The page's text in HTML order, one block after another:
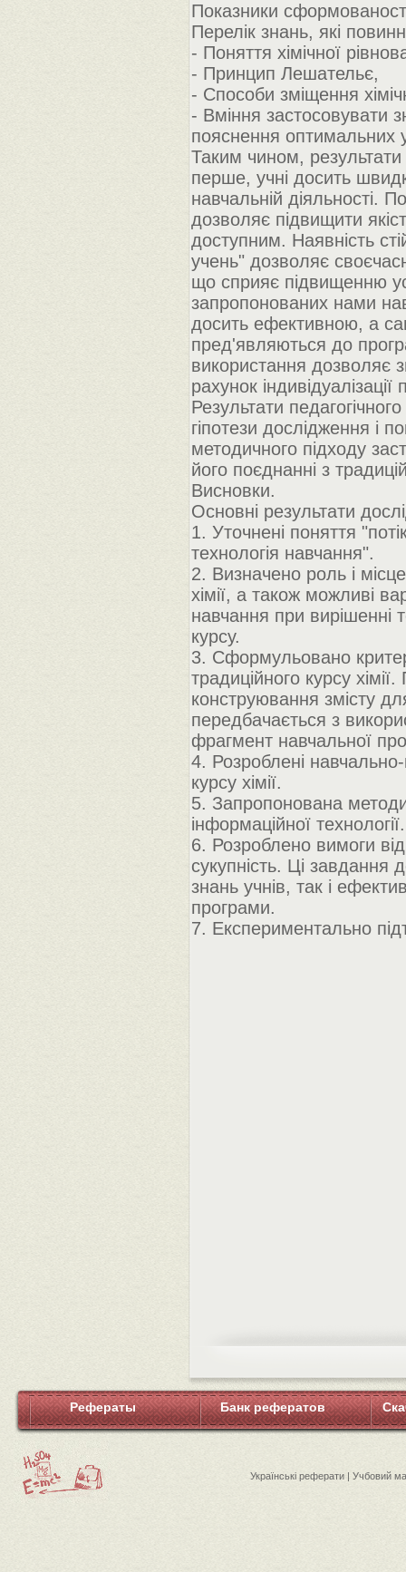
Показники
Перелік знань, які
- Поняття хімічної
- Принцип Лешательє,
- Способи зміщення
- Вміння застосовувати
пояснення оптимальних
Таким чином,
перше, учні досить
навчальній діяльності.
дозволяє підвищити
доступним. Наявність
учень" дозволяє
що сприяє підвищенню
запропонованих нами
досить ефективною, а
пред'являються до
використання дозволяє
рахунок
Результати
гіпотези дослідження і
методичного підходу
його поєднанні з
Висновки.
Основні результати
1. Уточнені поняття
технологія навчання".
2. Визначено роль і
хімії, а також можливі
навчання при вирішенні
курсу.
3. Сформульовано
традиційного курсу
конструювання змісту
передбачається з
фрагмент навчальної
4. Розроблені
курсу хімії.
5. Запропонована
інформаційної технології.
6. Розроблено вимоги
сукупність. Ці завдання
знань учнів, так і
програми.
7. Експериментально
Рефераты Банк рефератов
Українські реферати | Учбовий